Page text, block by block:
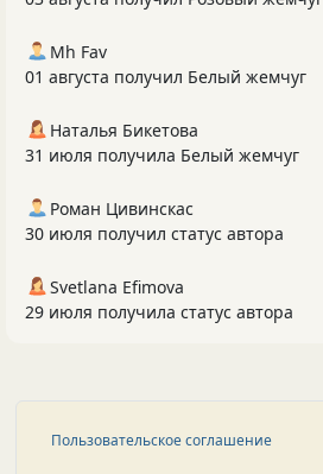
Mh Fav
01 августа получил Белый жемчуг
Наталья Бикетова
31 июля получила Белый жемчуг
Роман Цивинскас
30 июля получил статус автора
Svetlana Efimova
29 июля получила статус автора
Пользовательское соглашение